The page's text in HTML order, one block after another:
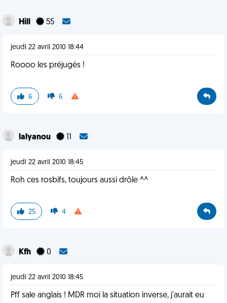
Hill 55
jeudi 22 avril 2010 18:44
Roooo les préjugés !
6 6
lalyanou
jeudi 22 avril 2010 18:45
Roh ces rosbifs, toujours aussi drôle ^^
25 4
Kfh 0
jeudi 22 avril 2010 18:45
Pff sale anglais ! MDR moi la situation inverse, j'aurait eu